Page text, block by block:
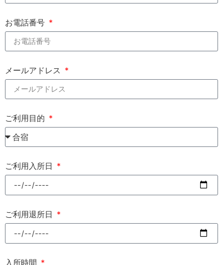
お電話番号
メールアドレス
ご利用目的
ご利用入所日
ご利用退所日
入所時間